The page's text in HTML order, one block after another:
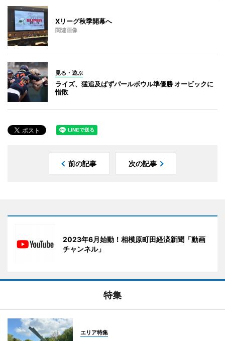
Xリーグ秋季開幕へ
関連画像
見る・遊ぶ
ライズ、猛追及ばずパールボウル準優勝 オービックに
惜敗
前の記事 次の記事
2023年6月始動！相模原町田経済新聞「動画
チャンネル」
特集
エリア特集